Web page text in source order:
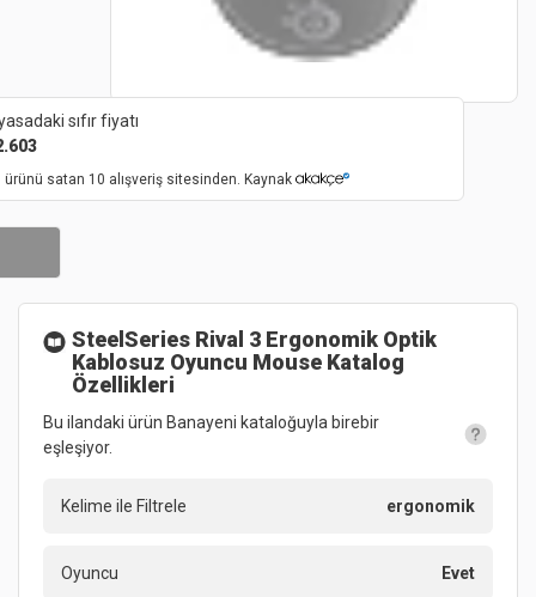
sıfır fiyatı
ürünü satan 10 alışveriş sitesinden. Kaynak
SteelSeries Rival 3 Ergonomik Optik
Kablosuz Oyuncu Mouse Katalog
Özellikleri
Bu ilandaki ürün Banayeni kataloğuyla birebir
eşleşiyor.
Kelime ile Filtrele ergonomik
Oyuncu Evet